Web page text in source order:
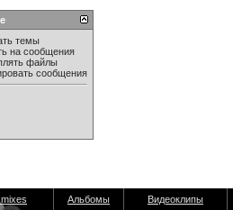
темы
на сообщения
файлы
сообщения
Альбомы Видеоклипы